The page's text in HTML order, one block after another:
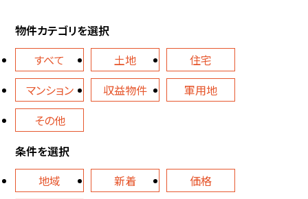
物件カテゴリを選択
すべて
土地
住宅
マンション
収益物件
軍用地
その他
条件を選択
地域
新着
価格